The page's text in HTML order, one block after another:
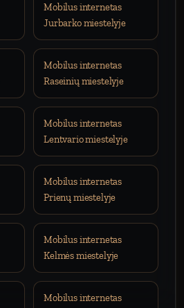
Mobilus internetas
Jurbarko miestelyje
Mobilus internetas
Raseinių miestelyje
Mobilus internetas
Lentvario miestelyje
Mobilus internetas
Prienų miestelyje
Mobilus internetas
Kelmės miestelyje
Mobilus internetas